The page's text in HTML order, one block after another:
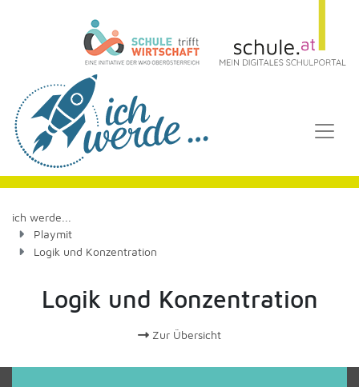
ich werde...
Playmit
Logik und Konzentration
Logik und Konzentration
Zur Übersicht